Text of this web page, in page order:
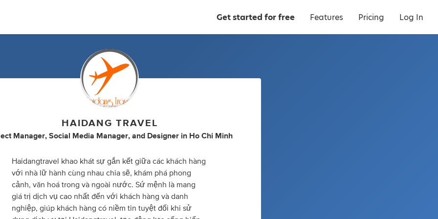
Get started for free Features Pricing Log In
HAIDANG TRAVEL
Manager, Social Media Manager, and Designer in Ho Chi Minh
Haidangtravel khao khát sự gắn kết giữa các khách hàng
với nhà lữ hành cùng nhau chia sẽ, khám phá phong
cảnh, văn hoá trong và ngoài nước. Sứ mệnh là mang
giá trị dịch vụ cao nhất đến với khách hàng và danh
nghiệp, giúp khách hàng có niềm tin tuyệt đối khi sử